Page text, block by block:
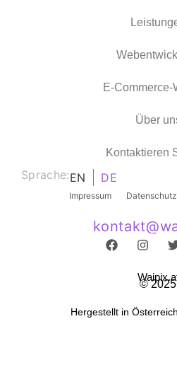
E-Commerce-
Über
Kontaktieren
Sprache:EN DE
Impressum
© 2025
Hergestellt in